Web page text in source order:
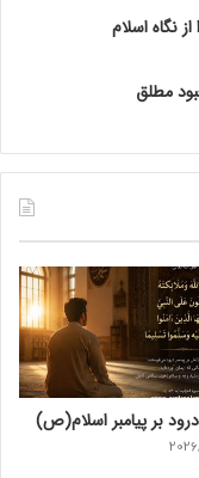
نگاه اسلام
مطلق
بر پیامبر اسلام(ص)